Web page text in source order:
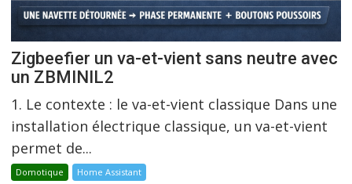
Zigbeefier un va-et-vient sans neutre avec
un ZBMINIL2
1. Le contexte : le va-et-vient classique Dans une
installation électrique classique, un va-et-vient
permet de...
Domotique Home Assistant